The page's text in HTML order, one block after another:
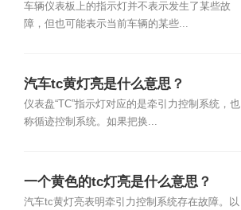
车辆仪表板上的指示灯并不表示发生了某些故
障，但也可能表示当前车辆的某些...
汽车tc黄灯亮是什么意思？
仪表盘“TC”指示灯对应的是牵引力控制系统，也
称循迹控制系统。如果把换...
一个黄色的tc灯亮是什么意思？
汽车tc黄灯亮表明牵引力控制系统存在故障。以